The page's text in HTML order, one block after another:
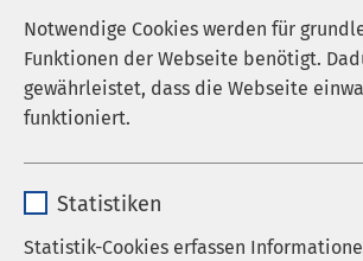
Notwendige Cookies werden für
Funktionen der Webseite benötigt.
gewährleistet, dass die Webseite
funktioniert.
Anbieter sgalinski
Statistiken
Statistik-Cookies erfassen